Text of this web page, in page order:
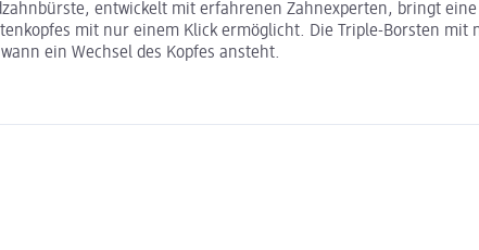
entwickelt mit erfahrenen Zahnexperten, bringt
mit nur einem Klick ermöglicht. Die Triple-Borsten
ein Wechsel des Kopfes ansteht.